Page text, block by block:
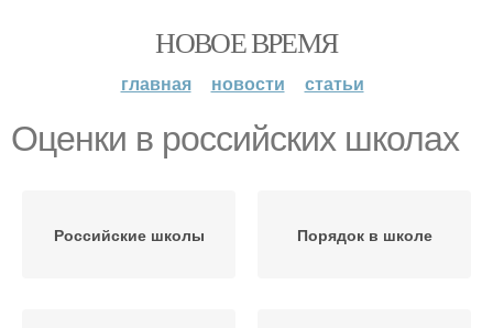
НОВОЕ ВРЕМЯ
главная новости статьи
Оценки в российских школах
Российские школы Порядок в школе